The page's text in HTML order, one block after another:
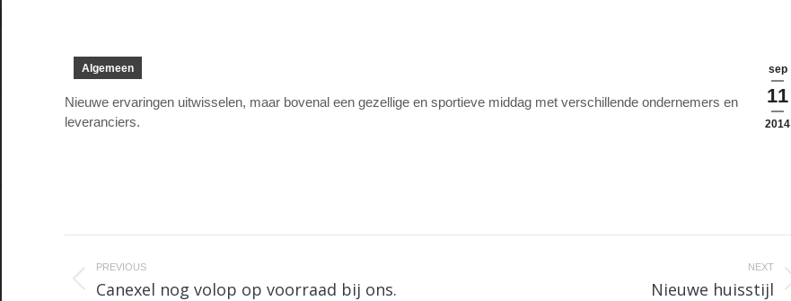
sep
11
2014
Algemeen
Nieuwe ervaringen uitwisselen, maar bovenal een gezellige en sportieve middag met verschillende ondernemers en
leveranciers.
navigation
PREVIOUS
Previous
Canexel nog volop op voorraad bij ons.
NEXT
Nieuwe huisstijl